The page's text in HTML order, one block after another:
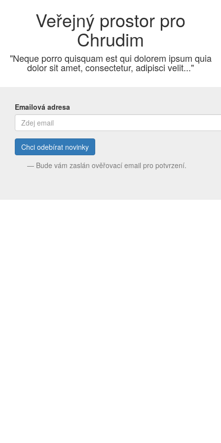
Veřejný prostor pro
Chrudim
"Neque porro quisquam est qui dolorem ipsum quia
dolor sit amet, consectetur, adipisci velit..."
Emailová adresa
Chci odebírat novinky
Bude vám zaslán ověřovací email pro potvrzení.